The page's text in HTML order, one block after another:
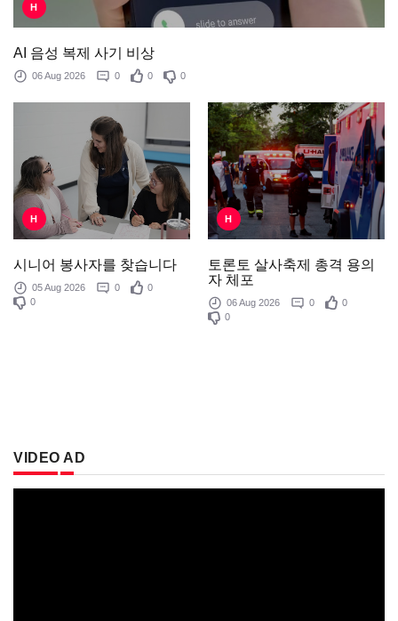
H
AI 음성 복제 사기 비상
06 Aug 2026 0 0 0
H
시니어 봉사자를 찾습니다
05 Aug 2026 0
0
0
H
토론토 살사축제 총격 용의
자 체포
06 Aug 2026 0
0
0
VIDEO AD